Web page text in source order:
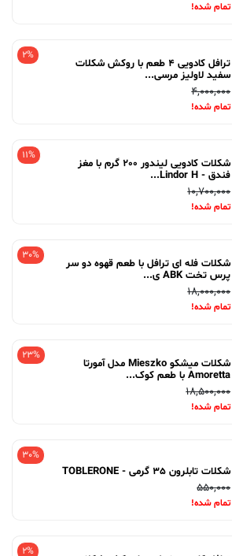
تمام شده!
2%
ترافل کادویی 4 طعم با روکش شکلات
سفید لاولیز مرسی...
4,000,000
تمام شده!
11%
شکلات کادویی لیندور 200 گرم با مغز
فندق - Lindor H...
10,700,000
تمام شده!
30%
شکلات فله ای ترافل با طعم قهوه دو سر
پرس تخت ABK ی...
18,000,000
تمام شده!
23%
شکلات میشکو Mieszko مدل آمورتا
Amoretta با طعم کوک...
18,500,000
تمام شده!
30%
شکلات تابلرون 35 گرمی - TOBLERONE
550,000
تمام شده!
2%